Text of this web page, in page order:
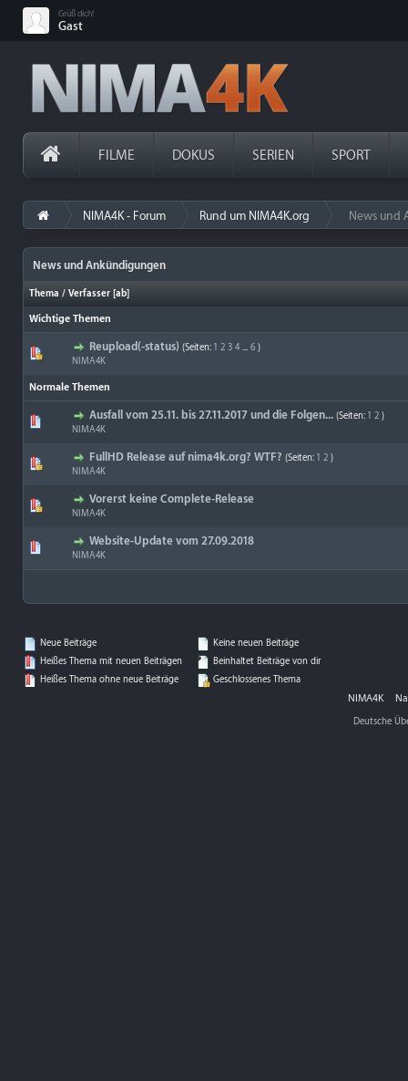
Grüß dich!
Gast
FILME DOKUS SERIEN SPORT
NIMA4K - Forum Rund um NIMA4K.org News und
News und Ankündigungen
Thema / Verfasser [ab]
Wichtige Themen
Reupload(-status) (Seiten: 1 2 3 4 ... 6 )
NIMA4K
Normale Themen
Ausfall vom 25.11. bis 27.11.2017 und die Folgen... (Seiten: 1 2 )
NIMA4K
FullHD Release auf nima4k.org? WTF? (Seiten: 1 2 )
NIMA4K
Vorerst keine Complete-Release
NIMA4K
Website-Update vom 27.09.2018
NIMA4K
Neue Beiträge
Heißes Thema mit neuen Beiträgen
Heißes Thema ohne neue Beiträge
Keine neuen Beiträge
Beinhaltet Beiträge von dir
Geschlossenes Thema
NIMA4K
Deutsche